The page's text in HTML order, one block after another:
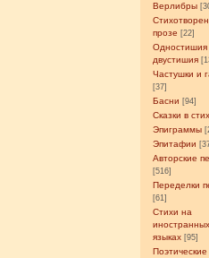
Верлибры
прозе [22]
Одностишия
двустишия
Частушки и
[37]
Басни [94]
Сказки в
Эпиграммы
Эпитафии
Авторские
[516]
Переделки
[61]
Стихи на
языках [95]
Поэтические